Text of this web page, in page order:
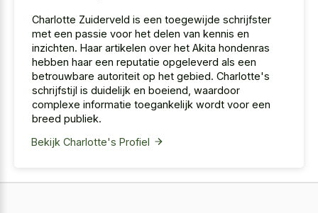
Charlotte Zuiderveld is een toegewijde schrijfster
met een passie voor het delen van kennis en
inzichten. Haar artikelen over het Akita hondenras
hebben haar een reputatie opgeleverd als een
betrouwbare autoriteit op het gebied. Charlotte's
schrijfstijl is duidelijk en boeiend, waardoor
complexe informatie toegankelijk wordt voor een
breed publiek.
Bekijk Charlotte's Profiel